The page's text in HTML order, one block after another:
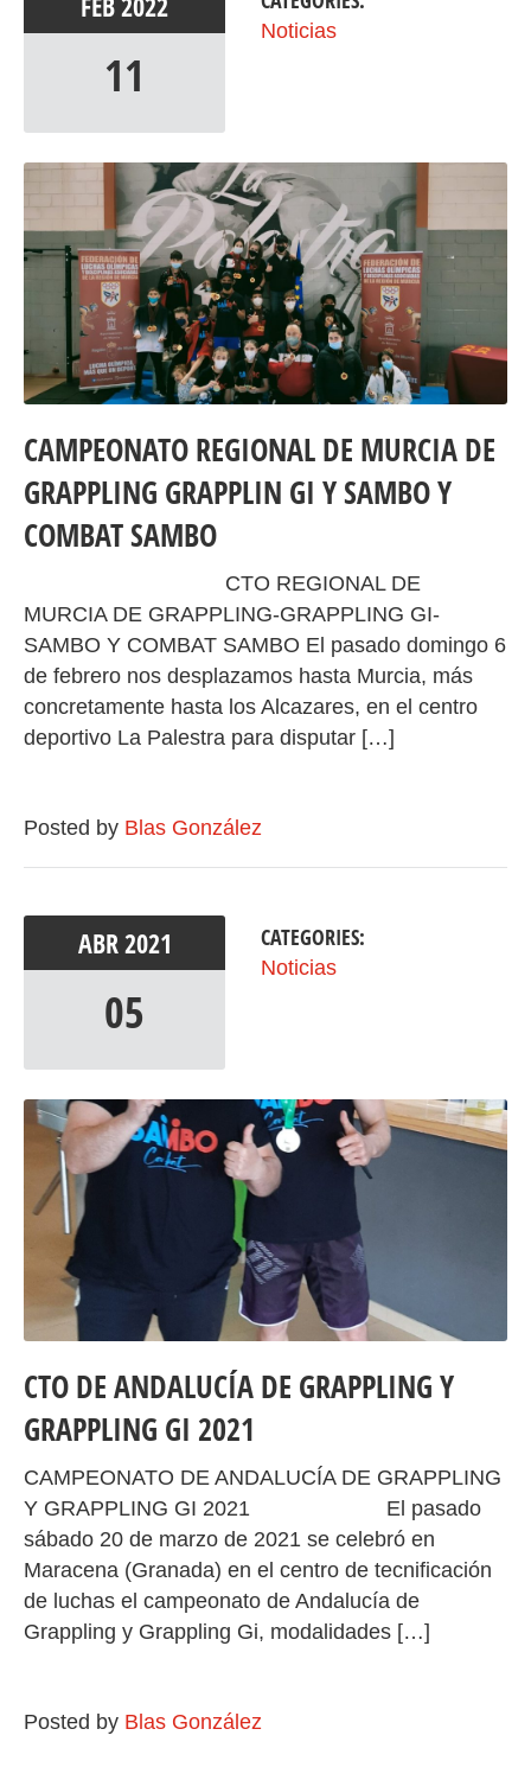
11
Noticias
CAMPEONATO REGIONAL DE MURCIA DE
GRAPPLING GRAPPLIN GI Y SAMBO Y
COMBAT SAMBO
CTO REGIONAL DE
MURCIA DE GRAPPLING-GRAPPLING GI-
SAMBO Y COMBAT SAMBO El pasado domingo 6
de febrero nos desplazamos hasta Murcia, más
concretamente hasta los Alcazares, en el centro
deportivo La Palestra para disputar […]
Posted by Blas González
ABR2021
05
CATEGORIES:
Noticias
CTO DE ANDALUCÍA DE GRAPPLING Y
GRAPPLING GI 2021
CAMPEONATO DE ANDALUCÍA DE GRAPPLING
Y GRAPPLING GI 2021 El pasado
sábado 20 de marzo de 2021 se celebró en
Maracena (Granada) en el centro de tecnificación
de luchas el campeonato de Andalucía de
Grappling y Grappling Gi, modalidades […]
Posted by Blas González